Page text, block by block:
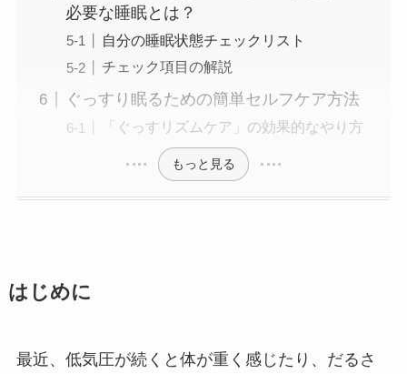
必要な睡眠とは？
自分の睡眠状態チェックリスト
チェック項目の解説
ぐっすり眠るための簡単セルフケア方法
「ぐっすリズムケア」の効果的なやり方
もっと見る
はじめに
最近、低気圧が続くと体が重く感じたり、だるさ